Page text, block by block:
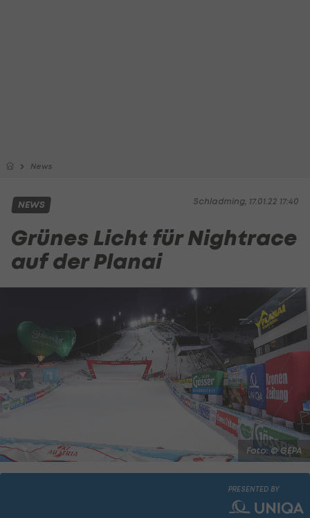
News
Schladming, 17.01.22 17:40
NEWS
Grünes Licht für Nightrace
auf der Planai
Foto: © GEPA
PRESENTED BY